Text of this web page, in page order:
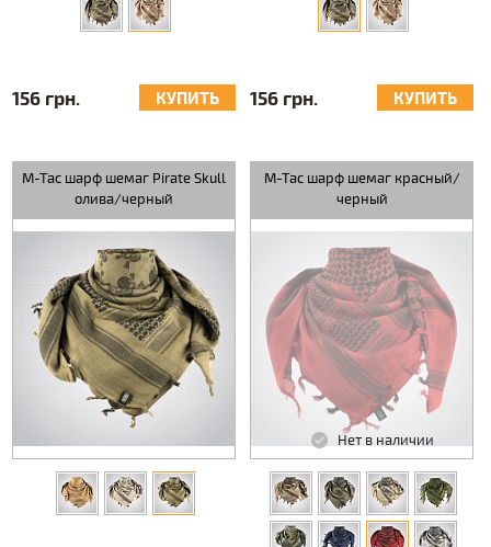
156 грн. КУПИТЬ 156 грн. КУПИТЬ
M-Tac шарф шемаг Pirate Skull
олива/черный
M-Tac шарф шемаг красный/
черный
Нет в наличии